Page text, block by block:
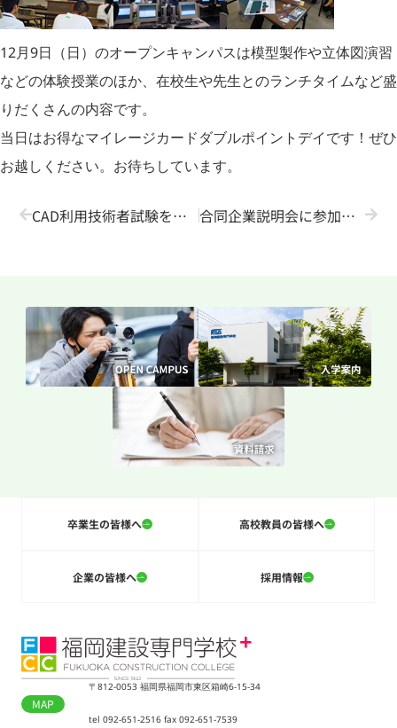
12月9日（日）のオープンキャンパスは模型製作や立体図演習
などの体験授業のほか、在校生や先生とのランチタイムなど盛
りだくさんの内容です。
当日はお得なマイレージカードダブルポイントデイです！ぜひ
お越しください。お待ちしています。
CAD利用技術者試験を実施しました！ 合同企業説明会に参加しました！
卒業生の皆様へ 高校教員の皆様へ
企業の皆様へ 採用情報
〒812-0053 福岡県福岡市東区箱崎6-15-34
MAP
tel 092-651-2516 fax 092-651-7539